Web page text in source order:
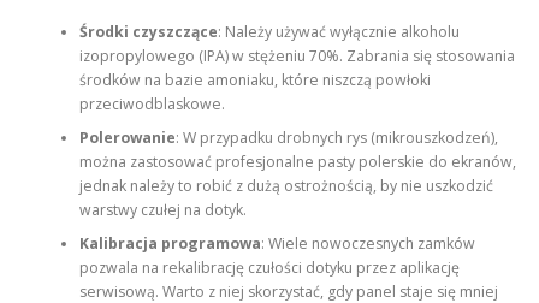
Środki czyszczące: Należy używać wyłącznie alkoholu
izopropylowego (IPA) w stężeniu 70%. Zabrania się stosowania
środków na bazie amoniaku, które niszczą powłoki
przeciwodblaskowe.
Polerowanie: W przypadku drobnych rys (mikrouszkodzeń),
można zastosować profesjonalne pasty polerskie do ekranów,
jednak należy to robić z dużą ostrożnością, by nie uszkodzić
warstwy czułej na dotyk.
Kalibracja programowa: Wiele nowoczesnych zamków
pozwala na rekalibrację czułości dotyku przez aplikację
serwisową. Warto z niej skorzystać, gdy panel staje się mniej